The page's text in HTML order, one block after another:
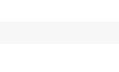
во Гостивар продолжи